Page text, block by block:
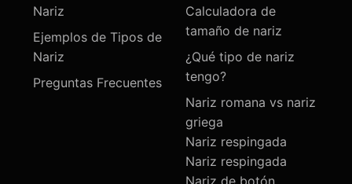
Nariz
Ejemplos de Tipos de
Nariz
Preguntas Frecuentes
Calculadora de
tamaño de nariz
¿Qué tipo de nariz
tengo?
Nariz romana vs nariz
griega
Nariz respingada
Nariz respingada
Nariz de botón